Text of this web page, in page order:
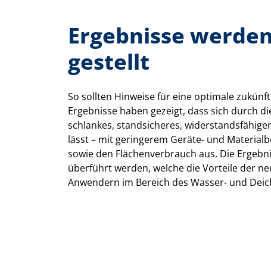
Ergebnisse
gestellt
So sollten Hinweise für eine optimale
Ergebnisse haben gezeigt, dass sich durch
schlankes, standsicheres,
lässt – mit geringerem Geräte- und
sowie den Flächenverbrauch aus. Die
überführt werden, welche die Vorteile der
Anwendern im Bereich des Wasser- und